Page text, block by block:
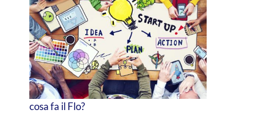
cosa fa il Flo?